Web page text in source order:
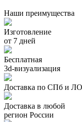
Наши преимущества
Изготовление
от 7 дней
Бесплатная
3d-визуализация
Доставка по СПб и ЛО
Доставка в любой
регион России